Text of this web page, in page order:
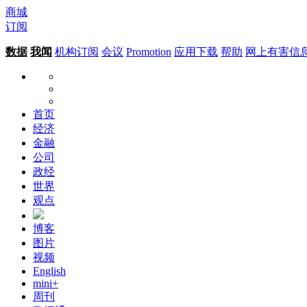
商城
订阅
数据 我闻 机构订阅 会议 Promotion 应用下载 帮助 网上有害信
首页
经济
金融
公司
政经
世界
观点
博客
图片
视频
English
mini+
周刊